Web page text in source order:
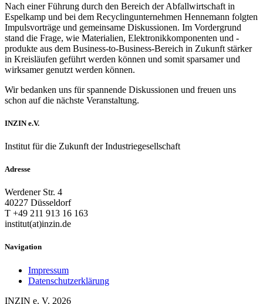
Nach einer Führung durch den Bereich der Abfallwirtschaft in
Espelkamp und bei dem Recyclingunternehmen Hennemann folgten
Impulsvorträge und gemeinsame Diskussionen. Im Vordergrund
stand die Frage, wie Materialien, Elektronikkomponenten und -
produkte aus dem Business-to-Business-Bereich in Zukunft stärker
in Kreisläufen geführt werden können und somit sparsamer und
wirksamer genutzt werden können.
Wir bedanken uns für spannende Diskussionen und freuen uns
schon auf die nächste Veranstaltung.
INZIN e.V.
Institut für die Zukunft der Industriegesellschaft
Adresse
Werdener Str. 4
40227 Düsseldorf
T +49 211 913 16 163
institut(at)inzin.de
Navigation
Impressum
Datenschutzerklärung
INZIN e. V. 2026